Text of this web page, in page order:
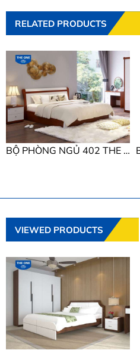
RELATED PRODUCTS
BỘ PHÒNG NGỦ 402 THE ONE BỘ PHÒNG NGỦ 402
VIEWED PRODUCTS